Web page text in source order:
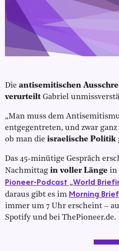
Die antisemitischen
verurteilt Gabriel
„Man muss dem
entgegentreten, und zwar
ob man die israelische Politik
Das 45-minütige Gespräch
Nachmittag in voller Länge in
Pioneer-Podcast „World
daraus gibt es im Morning
immer um 7 Uhr erscheint –
Spotify und bei ThePioneer.de.